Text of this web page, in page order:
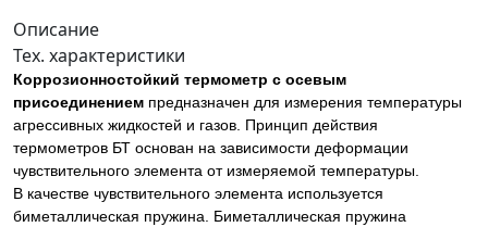
Описание
Тех. характеристики
Коррозионностойкий термометр с осевым
присоединением предназначен для измерения температуры
агрессивных жидкостей и газов. Принцип действия
термометров БТ основан на зависимости деформации
чувствительного элемента от измеряемой температуры.
В качестве чувствительного элемента используется
биметаллическая пружина. Биметаллическая пружина